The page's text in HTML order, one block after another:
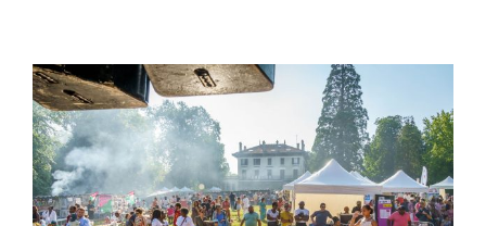
Fêtes en stock